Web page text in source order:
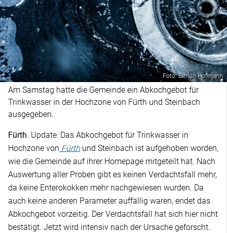
Foto: Simon Hofmann
Am Samstag hatte die Gemeinde ein Abkochgebot für
Trinkwasser in der Hochzone von Fürth und Steinbach
ausgegeben.
Fürth. Update: Das Abkochgebot für Trinkwasser in
Hochzone von Fürthund Steinbach ist aufgehoben worden,
wie die Gemeinde auf ihrer Homepage mitgeteilt hat. Nach
Auswertung aller Proben gibt es keinen Verdachtsfall mehr,
da keine Enterokokken mehr nachgewiesen wurden. Da
auch keine anderen Parameter auffällig waren, endet das
Abkochgebot vorzeitig. Der Verdachtsfall hat sich hier nicht
bestätigt. Jetzt wird intensiv nach der Ursache geforscht.